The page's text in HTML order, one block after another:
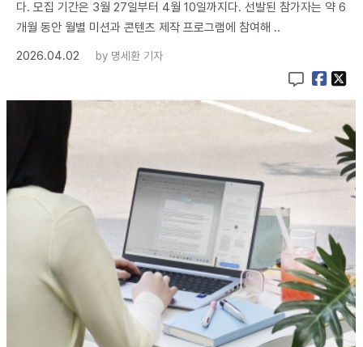
다. 모집 기간은 3월 27일부터 4월 10일까지다. 선발된 참가자는 약 6
개월 동안 월별 미션과 콘텐츠 제작 프로그램에 참여해 ..
2026.04.02
by 명세환 기자